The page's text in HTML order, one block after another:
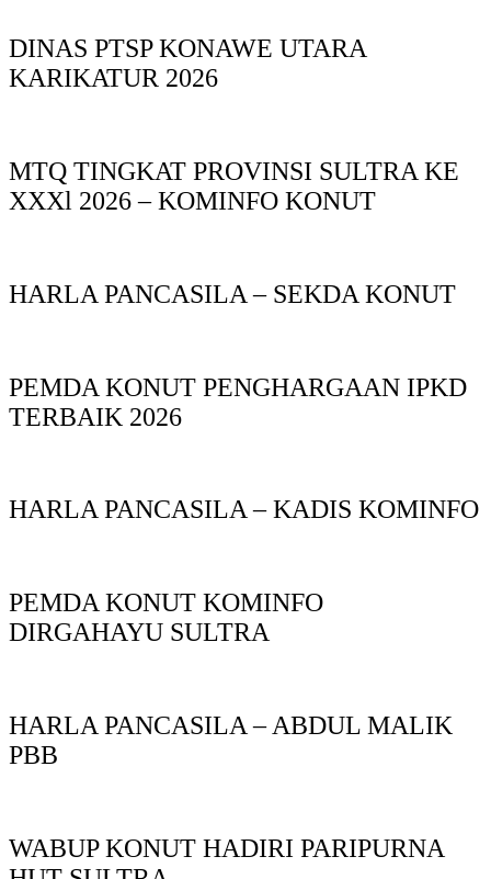
DINAS PTSP KONAWE UTARA
KARIKATUR 2026
MTQ TINGKAT PROVINSI SULTRA KE
XXXl 2026 – KOMINFO KONUT
HARLA PANCASILA – SEKDA KONUT
PEMDA KONUT PENGHARGAAN IPKD
TERBAIK 2026
HARLA PANCASILA – KADIS KOMINFO
PEMDA KONUT KOMINFO
DIRGAHAYU SULTRA
HARLA PANCASILA – ABDUL MALIK
PBB
WABUP KONUT HADIRI PARIPURNA